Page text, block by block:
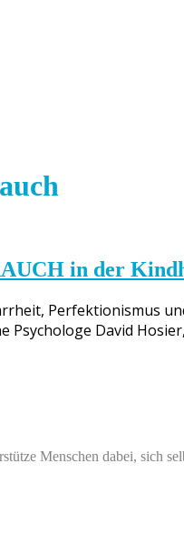
in der
Perfektionismus
Psychologe David
Menschen dabei, sich